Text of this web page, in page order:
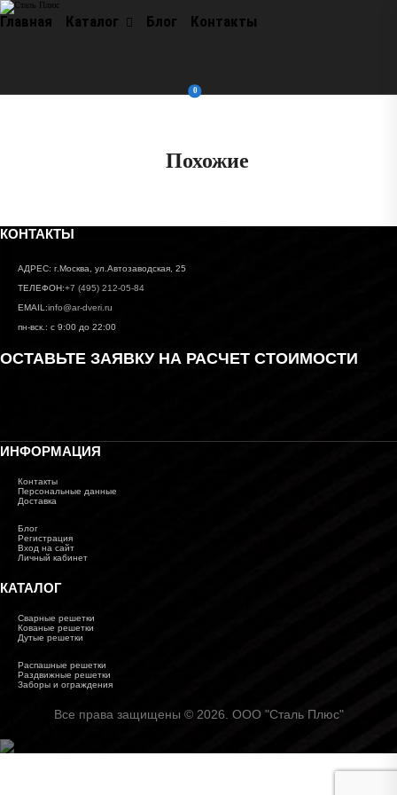
Главная Каталог Блог Контакты
0
Похожие
КОНТАКТЫ
АДРЕС: г.Москва, ул.Автозаводская, 25
ТЕЛЕФОН:+7 (495) 212-05-84
EMAIL:info@ar-dveri.ru
пн-вск.: с 9:00 до 22:00
ОСТАВЬТЕ ЗАЯВКУ НА РАСЧЕТ СТОИМОСТИ
ИНФОРМАЦИЯ
Контакты
Персональные данные
Доставка
Блог
Регистрация
Вход на сайт
Личный кабинет
КАТАЛОГ
Сварные решетки
Кованые решетки
Дутые решетки
Распашные решетки
Раздвижные решетки
Заборы и ограждения
Все права защищены © 2026. ООО "Сталь Плюс"